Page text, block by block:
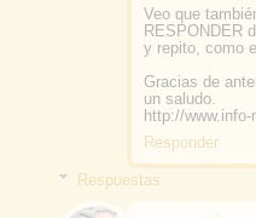
Veo que
RESPONDER
y repito, como
Gracias de
un saludo.
http://
Responder
Respuestas